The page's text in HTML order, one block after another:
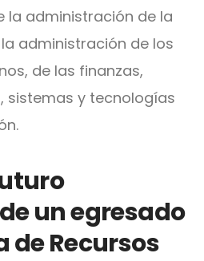
la administración de la
administración de los
de las finanzas,
sistemas y tecnologías
un egresado
de Recursos